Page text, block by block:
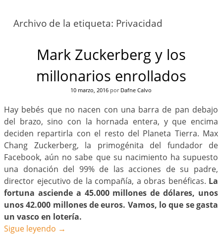
Archivo de la etiqueta: Privacidad
Mark Zuckerberg y los
millonarios enrollados
10 marzo, 2016 por Dafne Calvo
Hay bebés que no nacen con una barra de pan debajo
del brazo, sino con la hornada entera, y que encima
deciden repartirla con el resto del Planeta Tierra. Max
Chang Zuckerberg, la primogénita del fundador de
Facebook, aún no sabe que su nacimiento ha supuesto
una donación del 99% de las acciones de su padre,
director ejecutivo de la compañía, a obras benéficas. La
fortuna asciende a 45.000 millones de dólares, unos
unos 42.000 millones de euros. Vamos, lo que se gasta
un vasco en lotería.
Sigue leyendo →